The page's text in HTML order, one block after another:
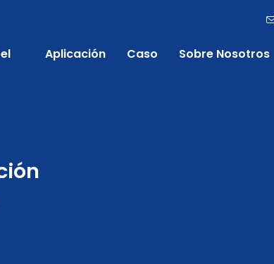
Aplicación Caso Sobre Nosotros